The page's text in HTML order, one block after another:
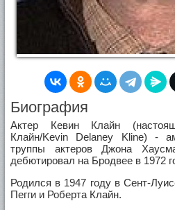
Биография
Актер Кевин Клайн
Клайн/Kevin Delaney Kline) -
труппы актеров Джона
дебютировал на Бродвее в 1972
Родился в 1947 году в Сент-
Пегги и Роберта Клайн.